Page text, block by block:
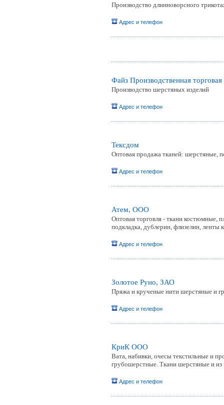
Производство длинноворсного
Адрес и телефон
Файз Производственная
Производство шерстяных изделий
Адрес и телефон
Тексдом
Оптовая продажа тканей: шерстяные,
Адрес и телефон
Атем, ООО
Оптовая торговля - ткани костюмные,
подкладка, дублерин, флизелин, ленты
Адрес и телефон
Золотое Руно, ЗАО
Пряжа и крученые нити шерстяные и
Адрес и телефон
КриК ООО
Вата, набивки, очесы текстильные и
грубошерстные. Ткани шерстяные и из
Адрес и телефон